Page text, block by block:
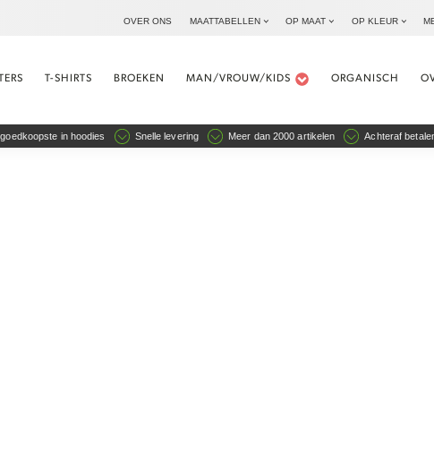
OVER ONS MAATTABELLEN OP MAAT OP KLEUR
T-SHIRTS BROEKEN MAN/VROUW/KIDS ORGANISCH
in hoodies Snelle levering Meer dan 2000 artikelen Achteraf